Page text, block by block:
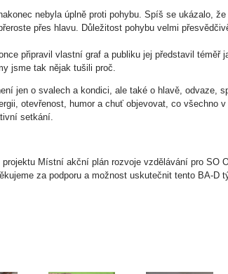
nebyla úplně proti pohybu. Spíš se ukázalo,
přes hlavu. Důležitost pohybu velmi
připravil vlastní graf a publiku jej představil téměř
jsme tak nějak tušili proč.
jen o svalech a kondici, ale také o hlavě, odvaze,
otevřenost, humor a chuť objevovat, co všechno
setkání.
Místní akční plán rozvoje vzdělávání pro SO
za podporu a možnost uskutečnit tento BA-D